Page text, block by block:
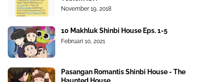
November 19, 2018
10 Makhluk Shinbi House Eps. 1-5
Februari 10, 2021
Pasangan Romantis Shinbi House - The